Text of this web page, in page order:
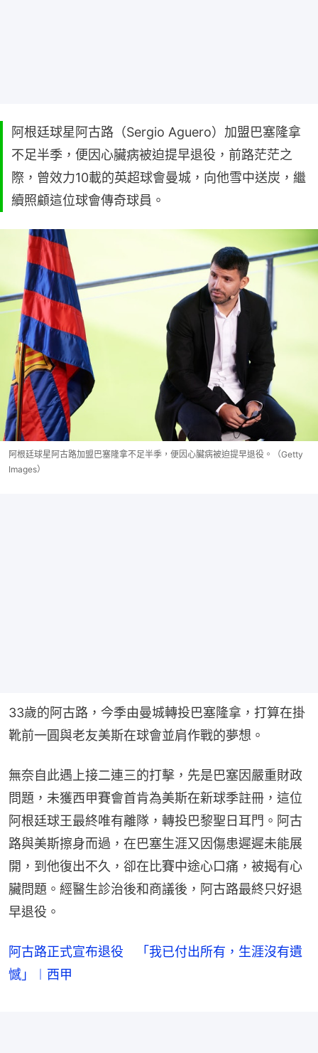
阿根廷球星阿古路（Sergio Aguero）加盟巴塞隆拿
不足半季，便因心臟病被迫提早退役，前路茫茫之
際，曾效力10載的英超球會曼城，向他雪中送炭，繼
續照顧這位球會傳奇球員。
阿根廷球星阿古路加盟巴塞隆拿不足半季，便因心臟病被迫提早退役。（Getty
Images）
33歲的阿古路，今季由曼城轉投巴塞隆拿，打算在掛
靴前一圓與老友美斯在球會並肩作戰的夢想。
無奈自此遇上接二連三的打擊，先是巴塞因嚴重財政
問題，未獲西甲賽會首肯為美斯在新球季註冊，這位
阿根廷球王最終唯有離隊，轉投巴黎聖日耳門。阿古
路與美斯擦身而過，在巴塞生涯又因傷患遲遲未能展
開，到他復出不久，卻在比賽中途心口痛，被揭有心
臟問題。經醫生診治後和商議後，阿古路最終只好退
早退役。
阿古路正式宣布退役 「我已付出所有，生涯沒有遺
憾」︱西甲